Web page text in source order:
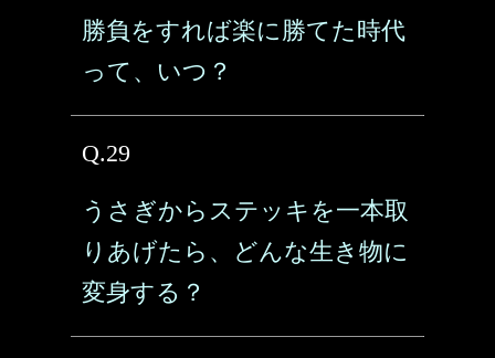
勝負をすれば楽に勝てた時代
って、いつ？
Q.29
うさぎからステッキを一本取
りあげたら、どんな生き物に
変身する？